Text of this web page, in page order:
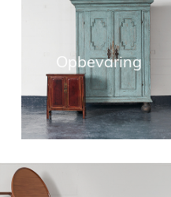
Opbevaring